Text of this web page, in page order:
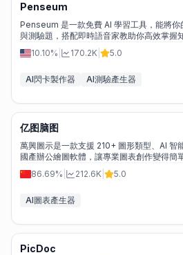
Penseum
Penseum 是一款免費 AI 學習工具，能將
與測驗題，搭配即時語音家教助你高效掌握知
10.10%
170.2K 5.0
AI閃卡製作器 AI測驗產生器
亿图脑图
萬興圖示是一款支援 210+ 圖形類型、AI 智
國產辦公繪圖軟體，讓專業圖表創作變得簡
86.69%
212.6K 5.0
AI圖表產生器
PicDoc